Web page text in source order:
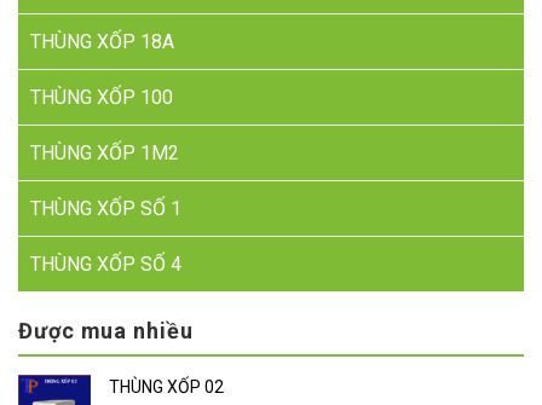
THÙNG XỐP 18A
THÙNG XỐP 100
THÙNG XỐP 1M2
THÙNG XỐP SỐ 1
THÙNG XỐP SỐ 4
Được mua nhiều
THÙNG XỐP 02